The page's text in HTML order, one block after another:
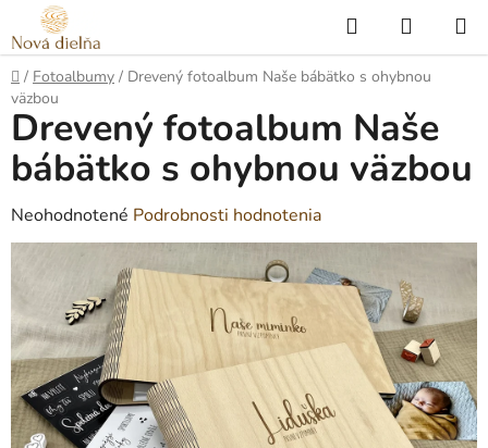
Prejsť
na
obsah
Hľadať
KOŠÍK
Domov
/ Fotoalbumy / Drevený fotoalbum Naše bábätko s ohybnou
väzbou
Drevený fotoalbum Naše
bábätko s ohybnou väzbou
Priemerné
hodnotenie
0,0
z
5
hviezdičiek.
Neohodnotené Podrobnosti hodnotenia